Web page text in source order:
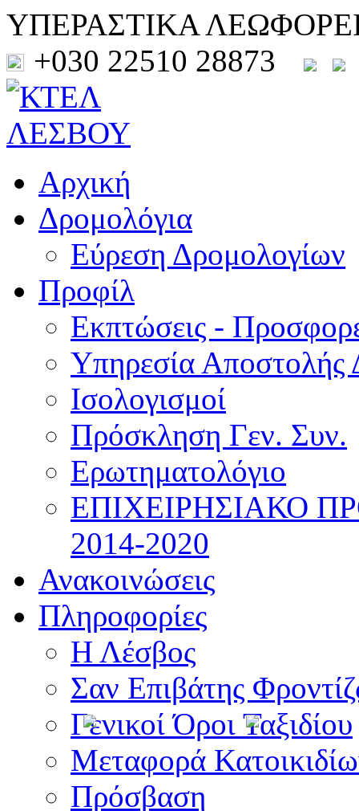
ΥΠΕΡΑΣΤΙΚΑ
+030 22510 28873
Αρχική
Δρομολόγια
Εύρεση Δρομολογίων
Προφίλ
Εκπτώσεις -
Υπηρεσία Αποστολής
Ισολογισμοί
Πρόσκληση Γεν. Συν.
Ερωτηματολόγιο
ΕΠΙΧΕΙΡΗΣΙΑΚΟ
2014-2020
Ανακοινώσεις
Πληροφορίες
Η Λέσβος
Σαν Επιβάτης
Γενικοί Όροι Ταξιδίου
Μεταφορά
Πρόσβαση